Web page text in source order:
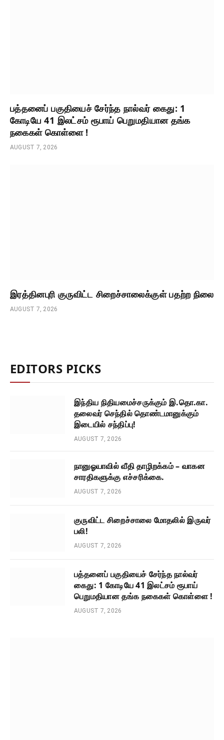
பத்தனைப் பகுதியைச் சேர்ந்த நால்வர் கைது: 1
கோடியே 41 இலட்சம் ரூபாய் பெறுமதியான தங்க
நகைகள் கொள்ளை !
AUGUST 7, 2026
இரத்தினபுரி குருவிட்ட சிறைச்சாலைக்குள் பதற்ற நிலை
AUGUST 7, 2026
EDITORS PICKS
இந்திய நிதியமைச்சருக்கும் இ.தொ.கா.
தலைவர் செந்தில் தொண்டமானுக்கும்
இடையில் சந்திப்பு!
AUGUST 7, 2026
நானுஓயாவில் வீதி தாழிறக்கம் – வாகன
சாரதிகளுக்கு எச்சரிக்கை.
AUGUST 7, 2026
குருவிட்ட சிறைச்சாலை மோதலில் இருவர்
பலி!
AUGUST 7, 2026
பத்தனைப் பகுதியைச் சேர்ந்த நால்வர்
கைது: 1 கோடியே 41 இலட்சம் ரூபாய்
பெறுமதியான தங்க நகைகள் கொள்ளை !
AUGUST 7, 2026